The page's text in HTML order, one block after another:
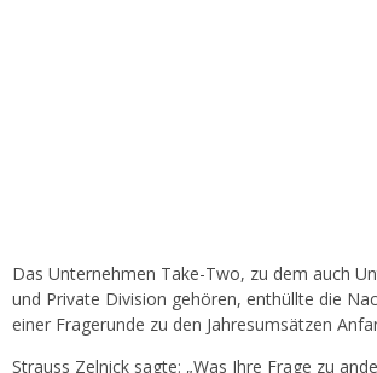
Das Unternehmen Take-Two, zu dem auch
und Private Division gehören, enthüllte die
einer Fragerunde zu den Jahresumsätzen
Strauss Zelnick sagte: „Was Ihre Frage zu